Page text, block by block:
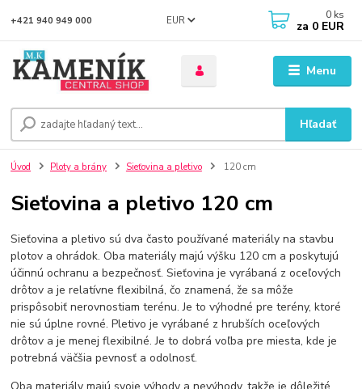
Menu
EUR
Hľadať
+421 940 949 000 0 ks
za 0 EUR
Úvod Ploty a brány Sieťovina a pletivo 120 cm
Sieťovina a pletivo 120 cm
Sieťovina a pletivo sú dva často používané materiály na stavbu
plotov a ohrádok. Oba materiály majú výšku 120 cm a poskytujú
účinnú ochranu a bezpečnosť. Sieťovina je vyrábaná z oceľových
drôtov a je relatívne flexibilná, čo znamená, že sa môže
prispôsobiť nerovnostiam terénu. Je to výhodné pre terény, ktoré
nie sú úplne rovné. Pletivo je vyrábané z hrubších oceľových
drôtov a je menej flexibilné. Je to dobrá voľba pre miesta, kde je
potrebná väčšia pevnosť a odolnosť.
Oba materiály majú svoje výhody a nevýhody, takže je dôležité